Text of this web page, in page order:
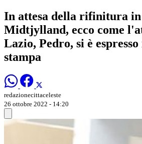
In attesa della rifinitura
Midtjylland, ecco come
Lazio, Pedro, si è
stampa
redazionecittaceleste
26 ottobre 2022 - 14:20